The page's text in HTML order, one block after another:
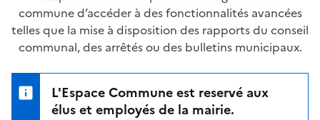
commune d’accéder à des fonctionnalités avancées
telles que la mise à disposition des rapports du conseil
communal, des arrêtés ou des bulletins municipaux.
L'Espace Commune est reservé aux
élus et employés de la mairie.